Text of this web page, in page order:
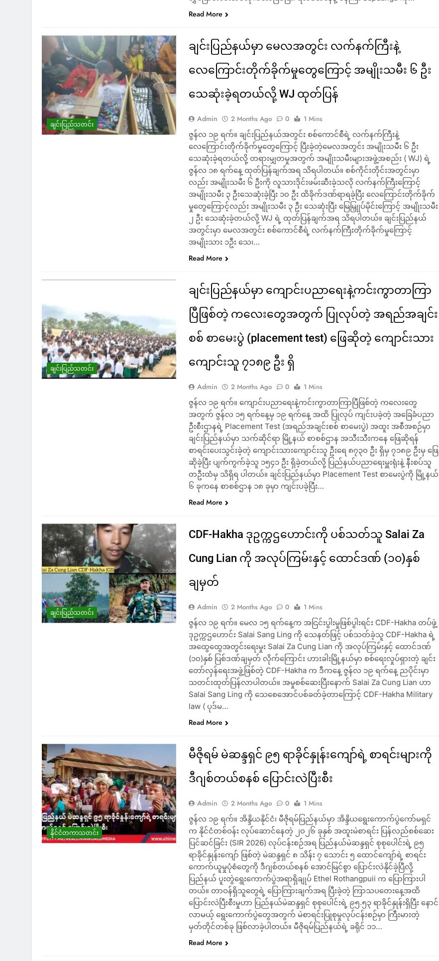
Read More
ချင်းပြည်သတင်း
ချင်းပြည်နယ်မှာ မေလအတွင်း လက်နက်ကြီးနဲ့
လေကြောင်းတိုက်ခိုက်မှုတွေကြောင့် အမျိုးသမီး ၆ ဦး
သေဆုံးခဲ့ရတယ်လို့ WJ ထုတ်ပြန်
Admin 2 Months Ago 0
1 Mins
ဇွန်လ ၁၉ ရက်။ ချင်းပြည်နယ်အတွင်း စစ်ကောင်စီရဲ့ လက်နက်ကြီးနဲ့
လေကြောင်းတိုက်ခိုက်မှုတွေကြောင့် ပြီးခဲ့တဲ့မေလအတွင်း အမျိုးသမီး ၆ ဦး
သေဆုံးခဲ့ရတယ်လို့ တရားမျှတမှုအတွက် အမျိုးသမီးများအဖွဲ့အစည်း ( WJ) ရဲ့
ဇွန်လ ၁၈ ရက်နေ့ ထုတ်ပြန်ချက်အရ သိရပါတယ်။ စစ်ကိုင်းတိုင်းအတွင်းမှာ
လည်း အမျိုးသမီး ၆ ဦးကို လူသားဒိုင်းဖမ်းဆီးခဲ့သလို လက်နက်ကြီးကြောင့်
အမျိုးသမီး ၃ ဦးသေဆုံးခဲ့ပြီး ၁၀ ဦး ထိခိုက်ဒဏ်ရာရခဲ့ပြီး လေကြောင်းတိုက်ခိုက်
မှုတွေကြောင့်လည်း အမျိုးသမီး ၃ ဦး သေဆုံးပြီး မြေမြှုုပ်မိုင်းကြောင့် အမျိုးသမီး
၂ ဦး သေဆုံးခဲ့တယ်လို့ WJ ရဲ့ ထုတ်ပြန်ချက်အရ သိရပါတယ်။ ချင်းပြည်နယ်
အတွင်းမှာ မေလအတွင်း စစ်ကောင်စီရဲ့ လက်နက်ကြီးတိုက်ခိုက်မှုကြောင့်
အမျိုးသား ၁ဦး သေ၊…
Read More
ချင်းပြည်သတင်း
ချင်းပြည်နယ်မှာ ကျောင်းပညာရေးနဲ့ကင်းကွာတာကြာ
ပြီဖြစ်တဲ့ ကလေးတွေအတွက် ပြုလုပ်တဲ့ အရည်အချင်း
စစ် စာမေးပွဲ (placement test) ဖြေဆိုတဲ့ ကျောင်းသား
ကျောင်းသူ ၇၁၈၉ ဦး ရှိ
Admin 2 Months Ago 0
1 Mins
ဇွန်လ ၁၉ ရက်။ ကျောင်းပညာရေးနဲ့ကင်းကွာတာကြာပြီဖြစ်တဲ့ ကလေးတွေ
အတွက် ဇွန်လ ၁၅ ရက်နေ့မှ ၁၉ ရက်နေ့ အထိ ပြုလုပ် ကျင်းပခဲ့တဲ့ အခြေခံပညာ
ဦးစီးဌာနရဲ့ Placement Test (အရည်အချင်းစစ် စာမေးပွဲ) အထူး အစီအစဉ်မှာ
ချင်းပြည်နယ်မှာ သက်ဆိုင်ရာ မြို့နယ် စာစစ်ဌာန အသီးသီးကနေ ဖြေဆိုရန်
စာရင်းပေးသွင်းခဲ့တဲ့ ကျောင်းသားကျောင်းသူ ဦးရေ ၈၇၃၀ ဦး ရှိမှ ၇၁၈၉ ဦးမှ ဖြေ
ဆိုခဲ့ပြီး ပျက်ကွက်ခဲ့သူ ၁၅၄၁ ဦး ရှိခဲ့တယ်လို့ ပြည်နယ်ပညာရေးမှူးရုံးနဲ့ နီးစပ်သူ
တဦးထံမှ သိရှိရ ပါတယ်။ ချင်းပြည်နယ်မှာ Placement Test စာမေးပွဲကို မြို့နယ်
၆ ခုကနေ စာစစ်ဌာန ၁၈ ခုမှာ ကျင်းပခဲ့ပြီး…
Read More
ချင်းပြည်သတင်း
CDF-Hakha ဒုဥက္ကဌဟောင်းကို ပစ်သတ်သူ Salai Za
Cung Lian ကို အလုပ်ကြမ်းနှင့် ထောင်ဒဏ် (၁၀)နှစ်
ချမှတ်
Admin 2 Months Ago 0
1 Mins
ဇွန်လ ၁၉ ရက်။ မေလ ၁၅ ရက်နေ့က အငြင်းပွါးမှုဖြစ်ပွါးရင်း CDF-Hakha တပ်ဖွဲ့
ဒုဥက္ကဌဟောင်း Salai Sang Ling ကို သေနတ်ဖြင့် ပစ်သတ်ခဲ့သူ CDF-Hakha ရဲ့
အထွေထွေအတွင်းရေးမှုး Salai Za Cung Lian ကို အလုပ်ကြမ်းနှင့် ထောင်ဒဏ်
(၁၀)နှစ် ပြစ်ဒဏ်ချမှတ် လိုက်ကြောင်း ဟားခါးမြို့နယ်မှာ စစ်ရေးလှုပ်ရှားတဲ့ ချင်း
တော်လှန်ရေးအဖွဲ့ဖြစ်တဲ့ CDF-Hakha က ဒီကနေ့ ဇွန်လ ၁၉ ရက်နေ့ ညပိုင်းမှာ
သတင်းထုတ်ပြန်လာပါတယ်။ အမှုစစ်ဆေးပြီးနောက် Salai Za Cung Lian ဟာ
Salai Sang Ling ကို သေစေအောင်ပစ်ခတ်ခဲ့တာကြောင့် CDF-Hakha Military
law ( ပုဒ်မ…
Read More
နိုင်ငံတကာသတင်း
မီဇိုရမ် မဲဆန္ဒရှင် ၉၅ ရာခိုင်နှုန်းကျော်ရဲ့ စာရင်းများကို
ဒီဂျစ်တယ်စနစ် ပြောင်းလဲပြီးစီး
Admin 2 Months Ago 0
1 Mins
ဇွန်လ ၁၉ ရက်။ အိန္ဒိယနိုင်ငံ၊ မီဇိုရမ်ပြည်နယ်မှာ အိန္ဒိယရွေးကောက်ပွဲကော်မရှင်
က နိုင်ငံတစ်ဝန်း လုပ်ဆောင်နေတဲ့ ၂၀၂၆ ခုနှစ် အထူးမဲစာရင်း ပြန်လည်စစ်ဆေး
ပြင်ဆင်ခြင်း (SIR 2026) လုပ်ငန်းစဉ်အရ ပြည်နယ်မဲဆန္ဒရှင် စုစုပေါင်းရဲ့ ၉၅
ရာခိုင်နှုန်းကျော် ဖြစ်တဲ့ မဲဆန္ဒရှင် ၈ သိန်း ၇ သောင်း ၅ ထောင်ကျော်ရဲ့ စာရင်း
ကောက်ယူမှုပုံစံတွေကို ဒီဂျစ်တယ်စနစ် အောင်မြင်စွာ ပြောင်းလဲနိုင်ခဲ့ပြီလို့
ပြည်နယ် ပူးတွဲရွေးကောက်ပွဲအရာရှိချုပ် Ethel Rothangpuii က ပြောကြားပါ
တယ်။ တာဝန်ရှိသူတွေရဲ့ ပြောကြားချက်အရ ပြီးခဲ့တဲ့ ကြာသပတေးနေ့အထိ
ပြောင်းလဲပြီးစီးမှုဟာ ပြည်နယ်မဲဆန္ဒရှင် စုစုပေါင်းရဲ့ ၉၅.၅၃ ရာခိုင်နှုန်းရှိပြီး နောင်
လာမယ့် ရွေးကောက်ပွဲတွေအတွက် မဲစာရင်းပြုစုမှုလုပ်ငန်းစဉ်မှာ ကြီးမားတဲ့
မှတ်တိုင်တစ်ခု ဖြစ်လာခဲ့ပါတယ်။ မီဇိုရမ်ပြည်နယ်ရဲ့ ခရိုင် ၁၁…
Read More